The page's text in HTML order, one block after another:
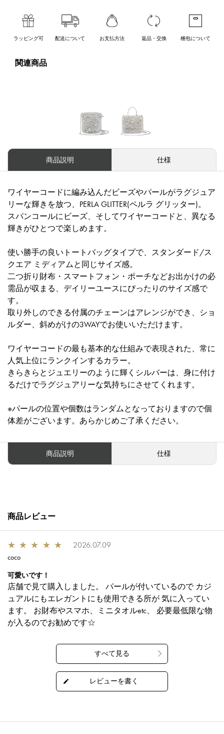
ラッピング可 配送について お支払方法 返品・交換 梱包について
関連商品
商品説明 仕様
ワイヤーコードに編み込んだビーズやパールがラグジュア
リーな輝きを放つ、PERLA GLITTER(ペルラ グリッター)。
スパンコールにビーズ、そしてワイヤーコードと、異なる
輝きがひとつで楽しめます。
使い勝手の良いトートバッグタイプで、スタンダード/ス
クエア ミディアムと同じサイズ感。
二つ折り財布・スマートフォン・ポーチなどお出かけの必
需品が収まる、デイリーユースにぴったりのサイズ感で
す。
取り外しのできる付属のチェーンはアレンジができ、ショ
ルダー、斜めがけの3WAYでお使いいただけます。
ワイヤーコードの最も基本的な仕組みで表現された、常に
人気上位にランクインするカラー。
きらきらとジュエリーのように輝くシルバーは、身に付け
るだけでラグジュアリーな気持ちにさせてくれます。
※パールの位置や個数はランダムとなっておりますので個
体差がございます。あらかじめご了承ください。
商品説明 仕様
商品レビュー
★ ★ ★ ★ ★ 2026.07.09
coco
可愛いです！
店舗で見て購入しました。 パールが付いているので カジ
ュアルにもエレガントにも使用できる所が 気に入ってい
ます。 お財布やスマホ、ミニタオルetc、 必要最低限な物
が入るのでお勧めです☆